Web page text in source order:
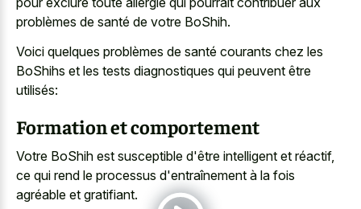
problèmes de santé de votre BoShih.
Voici quelques problèmes de santé courants chez les
BoShihs et les tests diagnostiques qui peuvent être
utilisés:
Formation et comportement
Votre BoShih est susceptible d'être intelligent et réactif,
ce qui rend le processus d'entraînement à la fois
agréable et gratifiant.